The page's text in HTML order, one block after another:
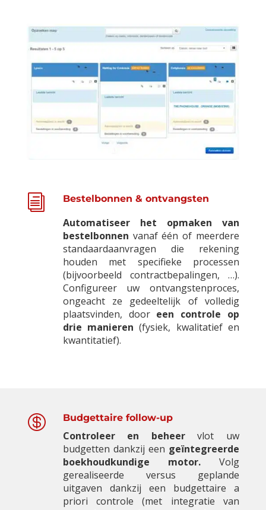
i Bestelbonnen & ontvangsten
Automatiseer het opmaken van
bestelbonnen vanaf één of meerdere
standaardaanvragen die rekening
houden met specifieke processen
(bijvoorbeeld contractbepalingen, …).
Configureer uw ontvangstenproces,
ongeacht ze gedeeltelijk of volledig
plaatsvinden, door een controle op
drie manieren (fysiek, kwalitatief en
kwantitatief).
 Budgettaire follow-up
Controleer en beheervlot uw
budgetten dankzij een geïntegreerde
boekhoudkundige motor.Volg
gerealiseerde versus geplande
uitgaven dankzij een budgettaire a
priori controle (met integratie van